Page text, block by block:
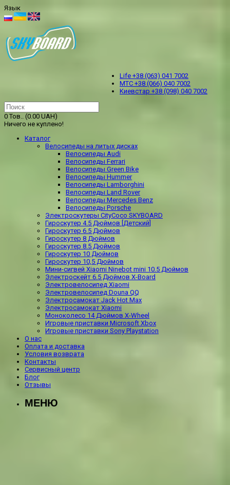
Язык
Life +38 (063) 041 7002
МТС +38 (066) 040 7002
Kиевстар +38 (098) 040 7002
0 Тов.. (0.00 UAH)
Ничего не куплено!
Каталог
Велосипеды на литых дисках
Велосипеды Audi
Велосипеды Ferrari
Велосипеды Green Bike
Велосипеды Hummer
Велосипеды Lamborghini
Велосипеды Land Rover
Велосипеды Mercedes Benz
Велосипеды Porsche
Электроскутеры CityCoco SKYBOARD
Гироскутер 4.5 Дюймов [Детский]
Гироскутер 6.5 Дюймов
Гироскутер 8 Дюймов
Гироскутер 8.5 Дюймов
Гироскутер 10 Дюймов
Гироскутер 10,5 Дюймов
Мини-сигвей Xiaomi Ninebot mini 10.5 Дюймов
Электроскейт 6.5 Дюймов X-Board
Электровелосипед Xiaomi
Электровелосипед Douna QQ
Электросамокат Jack Hot Max
Электросамокат Xiaomi
Моноколесо 14 Дюймов X-Wheel
Игровые приставки Microsoft Xbox
Игровые приставки Sony Playstation
О нас
Оплата и доставка
Условия возврата
Контакты
Сервисный центр
Блог
Отзывы
МЕНЮ